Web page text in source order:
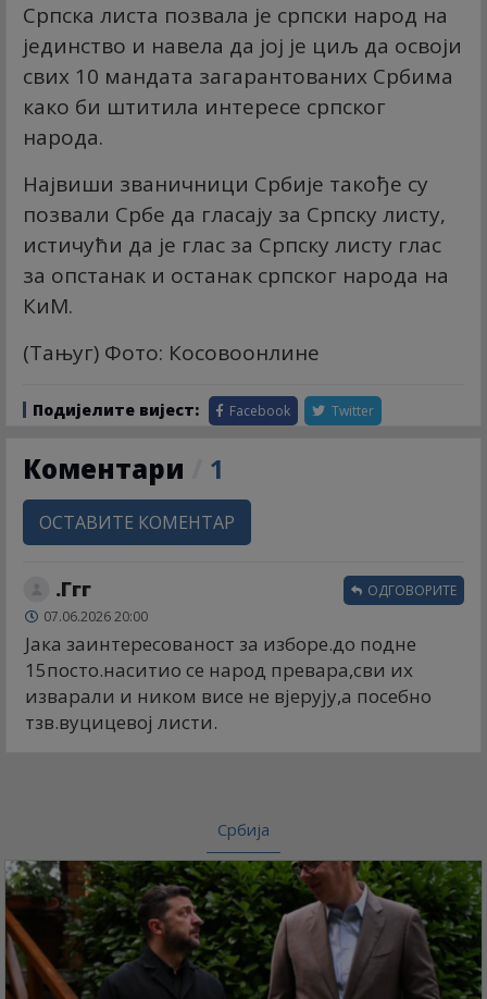
Српска листа позвала је српски народ на
јединство и навела да јој је циљ да освоји
свих 10 мандата загарантованих Србима
како би штитила интересе српског
народа.
Највиши званичници Србије такође су
позвали Србе да гласају за Српску листу,
истичући да је глас за Српску листу глас
за опстанак и останак српског народа на
КиМ.
(Тањуг) Фото: Косовоонлине
Подијелите вијест: Facebook Twitter
Коментари 1
ОСТАВИТЕ КОМЕНТАР
.Ггг
07.06.2026 20:00
Јака заинтересованост за изборе.до подне
15посто.наситио се народ превара,сви их
изварали и ником висе не вјерују,а посебно
тзв.вуцицевој листи.
ОДГОВОРИТЕ
Србија